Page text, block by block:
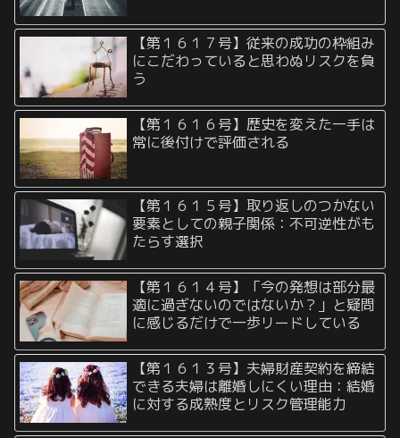
【第１６１７号】従来の成功の枠組み
にこだわっていると思わぬリスクを負
う
【第１６１６号】歴史を変えた一手は
常に後付けで評価される
【第１６１５号】取り返しのつかない
要素としての親子関係：不可逆性がも
たらす選択
【第１６１４号】「今の発想は部分最
適に過ぎないのではないか？」と疑問
に感じるだけで一歩リードしている
【第１６１３号】夫婦財産契約を締結
できる夫婦は離婚しにくい理由：結婚
に対する成熟度とリスク管理能力